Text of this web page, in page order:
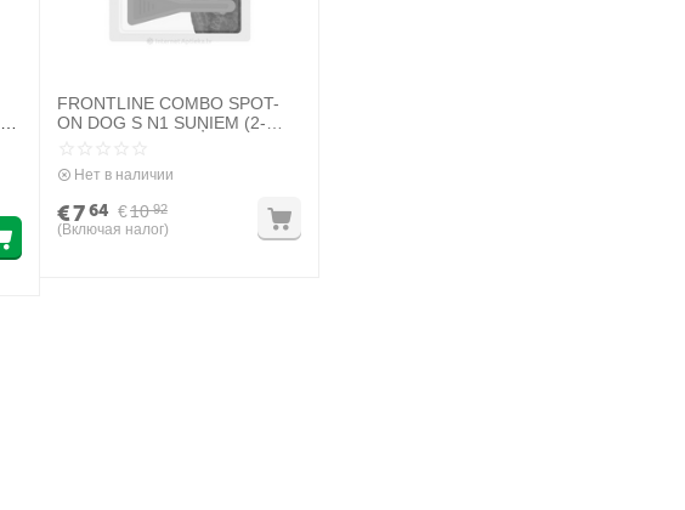
FRONTLINE COMBO SPOT-
ON DOG S N1 SUŅIEM (2-
Нет в наличии
€10 92
€764
(Включая налог)